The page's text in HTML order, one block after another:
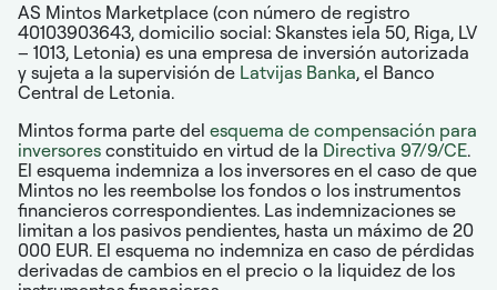
AS Mintos Marketplace (con número de registro
40103903643, domicilio social: Skanstes iela 50, Riga, LV
– 1013, Letonia) es una empresa de inversión autorizada
y sujeta a la supervisión de Latvijas Banka, el Banco
Central de Letonia.
Mintos forma parte del esquema de compensación para
inversores constituido en virtud de la Directiva 97/9/CE.
El esquema indemniza a los inversores en el caso de que
Mintos no les reembolse los fondos o los instrumentos
financieros correspondientes. Las indemnizaciones se
limitan a los pasivos pendientes, hasta un máximo de 20
000 EUR. El esquema no indemniza en caso de pérdidas
derivadas de cambios en el precio o la liquidez de los